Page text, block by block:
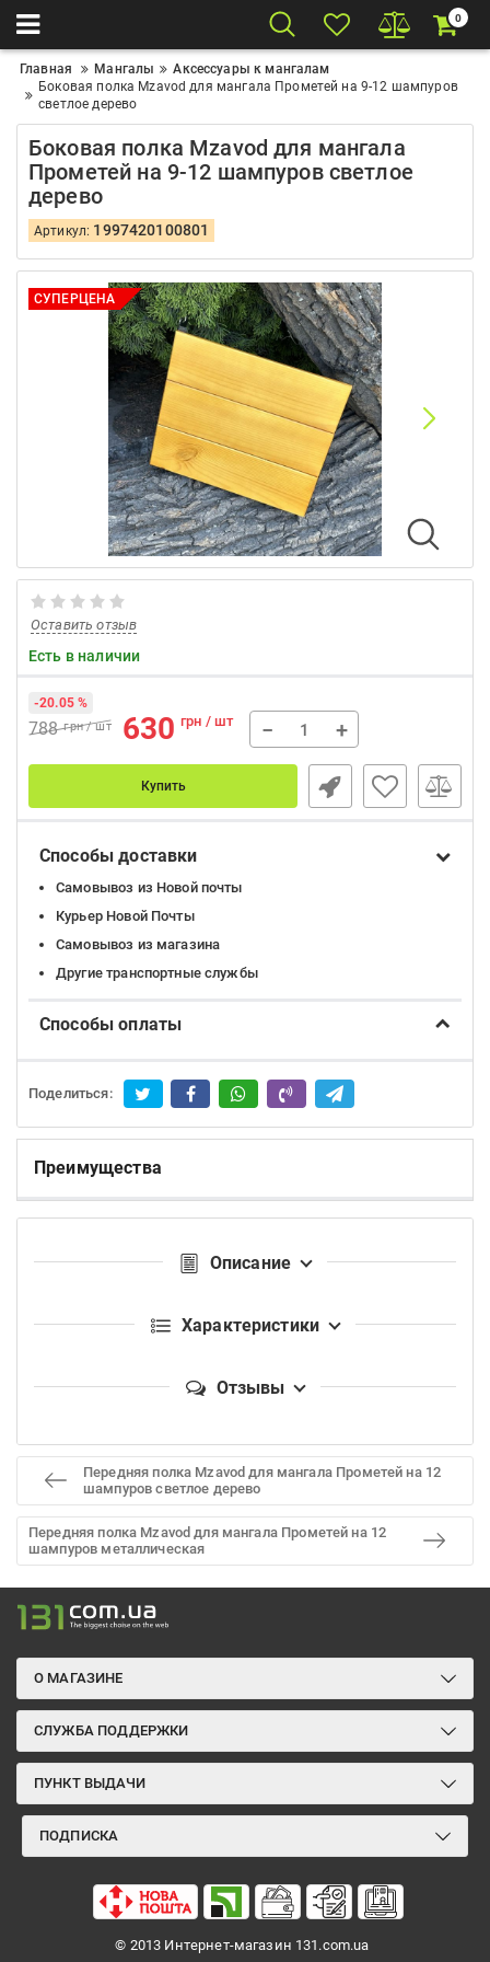
0
Главная Мангалы
Аксессуары к мангалам
Боковая полка Mzavod для мангала Прометей на 9-12 шампуров
светлое дерево
Боковая полка Mzavod для мангала
Прометей на 9-12 шампуров светлое
дерево
Артикул: 1997420100801
СУПЕРЦЕНА
Оставить отзыв
Есть в наличии
788 грн / шт 630 грн / шт
-20.05 %
− +
Купить
Способы доставки
Самовывоз из Новой почты
Курьер Новой Почты
Самовывоз из магазина
Другие транспортные службы
Способы оплаты
Поделиться:
Преимущества
Описание
Характеристики
Отзывы
Передняя полка Mzavod для мангала Прометей на 12
шампуров светлое дерево
Передняя полка Mzavod для мангала Прометей на 12
шампуров металлическая
О МАГАЗИНЕ
СЛУЖБА ПОДДЕРЖКИ
ПУНКТ ВЫДАЧИ
ПОДПИСКА
© 2013 Интернет-магазин 131.com.ua